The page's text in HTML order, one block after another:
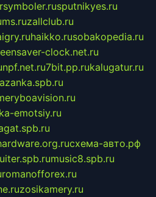
sputnikyes.ru
zallclub.ru
haikko.rusobakopedia.ru
clock.net.ru
npf.net.ru7bit.pp.rukalugatur.ru
emotsiy.ru
схема-авто.рф
music8.spb.ru
romanofforex.ru
zosikamery.ru